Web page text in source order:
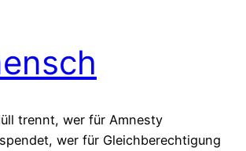
trennt, wer für Amnesty
wer für Gleichberechtigung